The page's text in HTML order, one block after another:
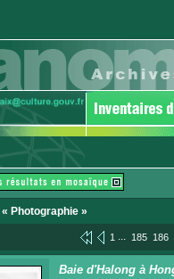
« Photographie »
1 ... 185 186
Baie d'Halong à